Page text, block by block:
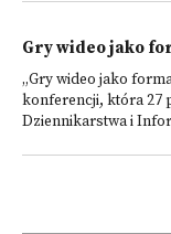
Gry wideo jako
„Gry wideo jako
konferencji, która 27
Dziennikarstwa i